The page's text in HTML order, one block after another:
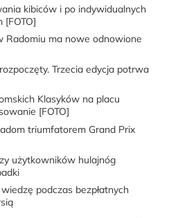
kibiców i po indywidualnych
[FOTO]
Radomiu ma nowe odnowione
Trzecia edycja potrwa
Klasyków na placu
[FOTO]
triumfatorem Grand Prix
użytkowników hulajnóg
podczas bezpłatnych